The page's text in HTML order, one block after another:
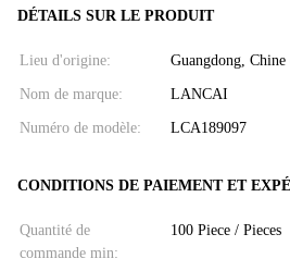
DÉTAILS SUR LE PRODUIT
Lieu d'origine: Guangdong,
Nom de marque: LANCAI
Numéro de modèle: LCA189097
CONDITIONS DE PAIEMENT ET
Quantité de
commande min:
100 Piece / Pieces